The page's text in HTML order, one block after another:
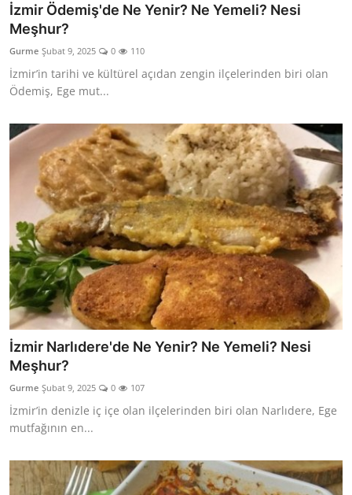
İzmir Ödemiş'de Ne Yenir? Ne Yemeli? Nesi
Meşhur?
Gurme Şubat 9, 2025 0 110
İzmir’in tarihi ve kültürel açıdan zengin ilçelerinden biri olan
Ödemiş, Ege mut...
İzmir Narlıdere'de Ne Yenir? Ne Yemeli? Nesi
Meşhur?
Gurme Şubat 9, 2025 0 107
İzmir’in denizle iç içe olan ilçelerinden biri olan Narlıdere, Ege
mutfağının en...